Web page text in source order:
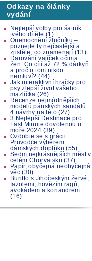
Odkazy na články
vydání
Nejlepší volby pro šatník
tvého dítěte (1)
Onemocnění žlučníku –
poznejte ty nejčastější a
zjistěte, co znamenají (13)
Darování vajíček očima
žen: Co cítí až 72 % dárkyň
a proč o tom nikdo
nemluví? (44)
Jak interaktivní hračky pro
psy zlepší život vašeho
mazlíčka (26)
Recenze nejmódnějších
modelů pánských sandálů:
4 návrhy na léto (27)
3 Nejlepší Destinace pro
Last Minute dovolenou u
moře 2024 (39)
Ozdobte se s grácii:
Průvodce výběrem
dámských doplňků (55)
Sedm nejkrásnějších měst v
celém Chorvatsku (37)
Papír, obyčejná neobyčejná
věc (30)
Buritto s Jihočeským žervé,
fazolemi, hovězím ragú,
avokádem a koriandrem
(16)